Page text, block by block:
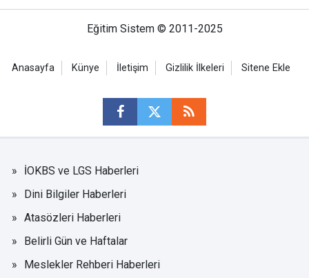
Eğitim Sistem © 2011-2025
Anasayfa Künye İletişim Gizlilik İlkeleri Sitene Ekle
İOKBS ve LGS Haberleri
Dini Bilgiler Haberleri
Atasözleri Haberleri
Belirli Gün ve Haftalar
Meslekler Rehberi Haberleri